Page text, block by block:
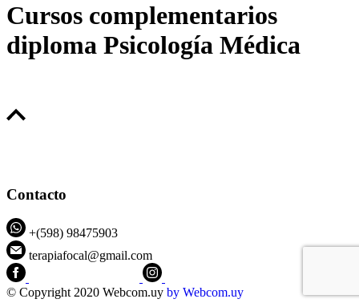
Cursos complementarios
diploma Psicología Médica
Contacto
+(598) 98475903
terapiafocal@gmail.com
© Copyright 2020 Webcom.uy by Webcom.uy